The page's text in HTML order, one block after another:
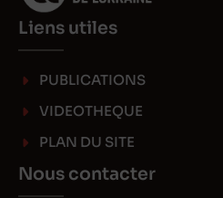
Liens utiles
PUBLICATIONS
VIDEOTHEQUE
PLAN DU SITE
Nous contacter